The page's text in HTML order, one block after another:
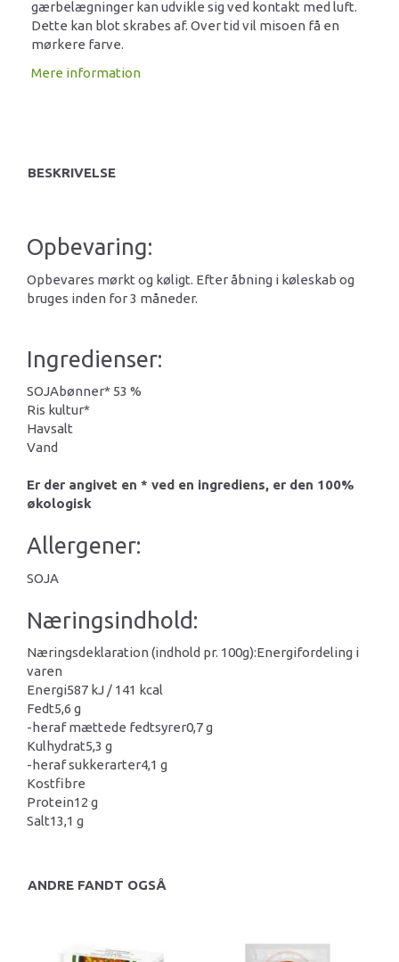
gærbelægninger kan udvikle sig ved kontakt med luft.
Dette kan blot skrabes af. Over tid vil misoen få en
mørkere farve.
Mere information
BESKRIVELSE
Opbevaring:
Opbevares mørkt og køligt. Efter åbning i køleskab og
bruges inden for 3 måneder.
Ingredienser:
SOJAbønner* 53 %
Ris kultur*
Havsalt
Vand
Er der angivet en * ved en ingrediens, er den 100%
økologisk
Allergener:
SOJA
Næringsindhold:
Næringsdeklaration (indhold pr. 100g):Energifordeling i
varen
Energi587 kJ / 141 kcal
Fedt5,6 g
-heraf mættede fedtsyrer0,7 g
Kulhydrat5,3 g
-heraf sukkerarter4,1 g
Kostfibre
Protein12 g
Salt13,1 g
ANDRE FANDT OGSÅ